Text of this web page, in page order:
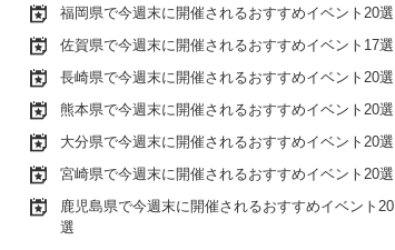
福岡県で今週末に開催されるおすすめイベント20選
佐賀県で今週末に開催されるおすすめイベント17選
長崎県で今週末に開催されるおすすめイベント20選
熊本県で今週末に開催されるおすすめイベント20選
大分県で今週末に開催されるおすすめイベント20選
宮崎県で今週末に開催されるおすすめイベント20選
鹿児島県で今週末に開催されるおすすめイベント20
選